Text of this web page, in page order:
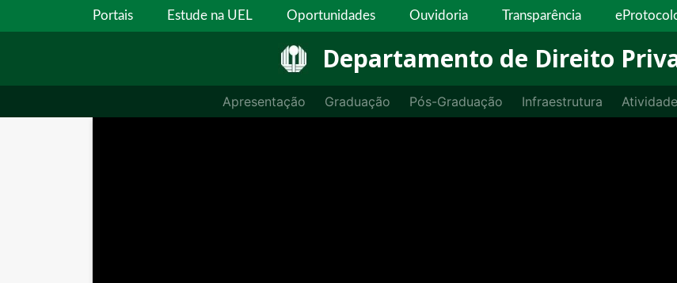
Portais Estude na UEL Oportunidades Ouvidoria Transparência
Departamento de Direito
Apresentação Graduação Pós-Graduação Infraestrutura